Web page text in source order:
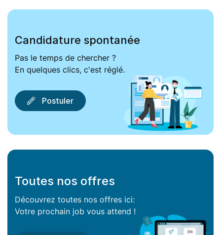
Candidature spontanée
Pas le temps de chercher ?
En quelques clics, c'est réglé.
Postuler
Toutes nos offres
Découvrez toutes nos offres ici:
Votre prochain job vous attend !